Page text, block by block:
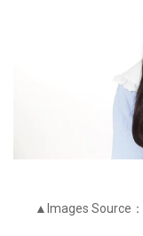
▲Images Source：